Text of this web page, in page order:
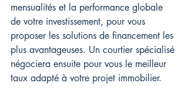
mensualités et la performance globale
de votre investissement, pour vous
proposer les solutions de financement les
plus avantageuses. Un courtier spécialisé
négociera ensuite pour vous le meilleur
taux adapté à votre projet immobilier.